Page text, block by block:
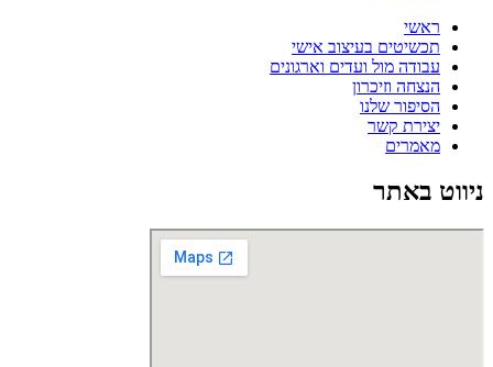
ראשי
תכשיטים בעיצוב אישי
עבודה מול ועדים וארגונים
הנצחה וזיכרון
הסיפור שלנו
יצירת קשר
מאמרים
ניווט באתר